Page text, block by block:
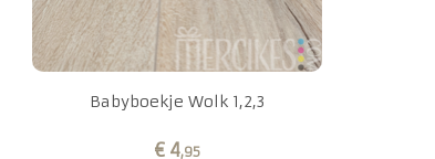
Babyboekje Wolk 1,2,3
€ 4,95